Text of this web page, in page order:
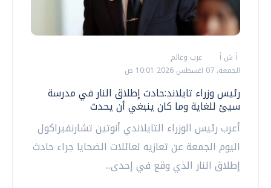
أ ش أ
عرب وعالم
الجمعة، 07 اغسطس 2026 10:01 ص
رئيس وزراء تايلاند:حادث إطلاق النار في مدرسة
سيئ للغاية وما كان ينبغي أن يحدث
أعرب رئيس الوزراء التايلاندي أنوتين تشارنفيراكول
اليوم الجمعة عن تعازيه لعائلات الضحايا جراء حادث
إطلاق النار الذي وقع في إحدى...